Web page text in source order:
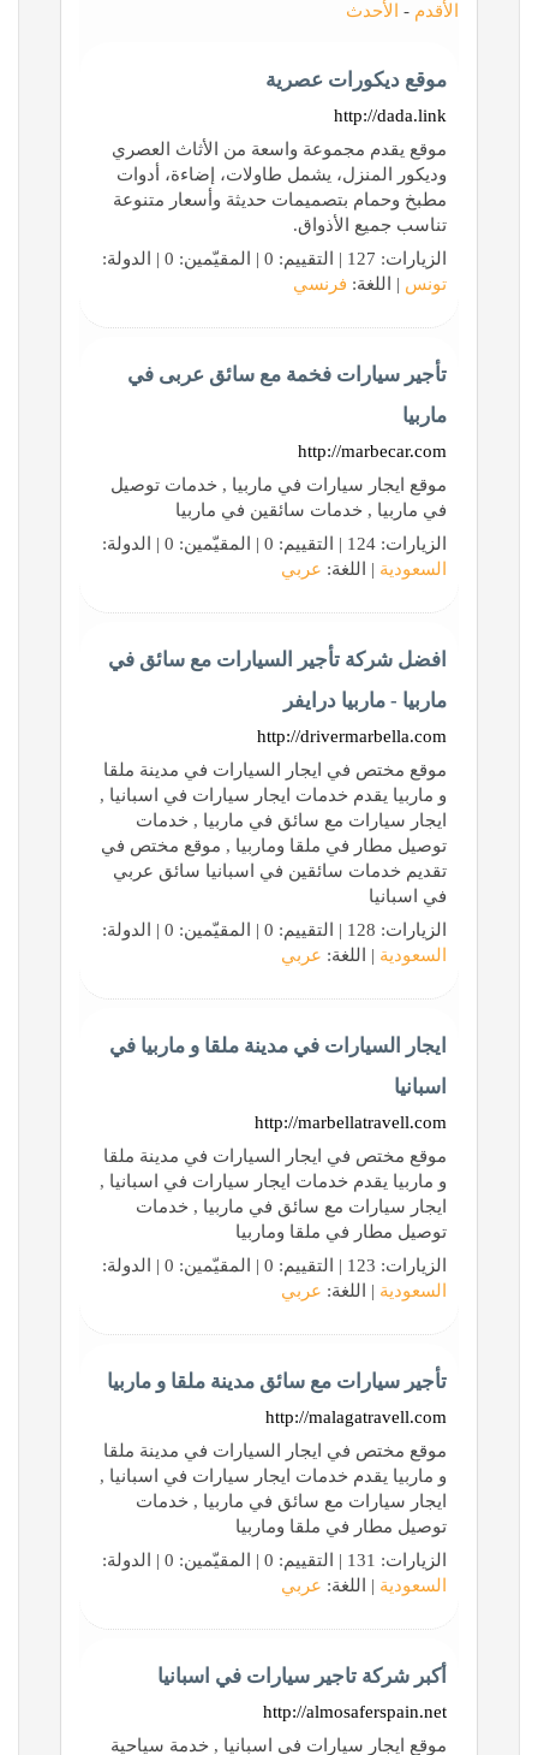
الأقدم - الأحدث
موقع ديكورات عصرية
http://dada.link
موقع يقدم مجموعة واسعة من الأثاث العصري
وديكور المنزل، يشمل طاولات، إضاءة، أدوات
مطبخ وحمام بتصميمات حديثة وأسعار متنوعة
تناسب جميع الأذواق.
الزيارات: 127 | التقييم: 0 | المقيّمين: 0 | الدولة:
تونس | اللغة: فرنسي
تأجير سيارات فخمة مع سائق عربى في
ماربيا
http://marbecar.com
موقع ايجار سيارات في ماربيا , خدمات توصيل
في ماربيا , خدمات سائقين في ماربيا
الزيارات: 124 | التقييم: 0 | المقيّمين: 0 | الدولة:
السعودية | اللغة: عربي
افضل شركة تأجير السيارات مع سائق في
ماربيا - ماربيا درايفر
http://drivermarbella.com
موقع مختص في ايجار السيارات في مدينة ملقا
و ماربيا يقدم خدمات ايجار سيارات في اسبانيا ,
ايجار سيارات مع سائق في ماربيا , خدمات
توصيل مطار في ملقا وماربيا , موقع مختص في
تقديم خدمات سائقين في اسبانيا سائق عربي
في اسبانيا
الزيارات: 128 | التقييم: 0 | المقيّمين: 0 | الدولة:
السعودية | اللغة: عربي
ايجار السيارات في مدينة ملقا و ماربيا في
اسبانيا
http://marbellatravell.com
موقع مختص في ايجار السيارات في مدينة ملقا
و ماربيا يقدم خدمات ايجار سيارات في اسبانيا ,
ايجار سيارات مع سائق في ماربيا , خدمات
توصيل مطار في ملقا وماربيا
الزيارات: 123 | التقييم: 0 | المقيّمين: 0 | الدولة:
السعودية | اللغة: عربي
تأجير سيارات مع سائق مدينة ملقا و ماربيا
http://malagatravell.com
موقع مختص في ايجار السيارات في مدينة ملقا
و ماربيا يقدم خدمات ايجار سيارات في اسبانيا ,
ايجار سيارات مع سائق في ماربيا , خدمات
توصيل مطار في ملقا وماربيا
الزيارات: 131 | التقييم: 0 | المقيّمين: 0 | الدولة:
السعودية | اللغة: عربي
أكبر شركة تاجير سيارات في اسبانيا
http://almosaferspain.net
موقع ايجار سيارات في اسبانيا , خدمة سياحية